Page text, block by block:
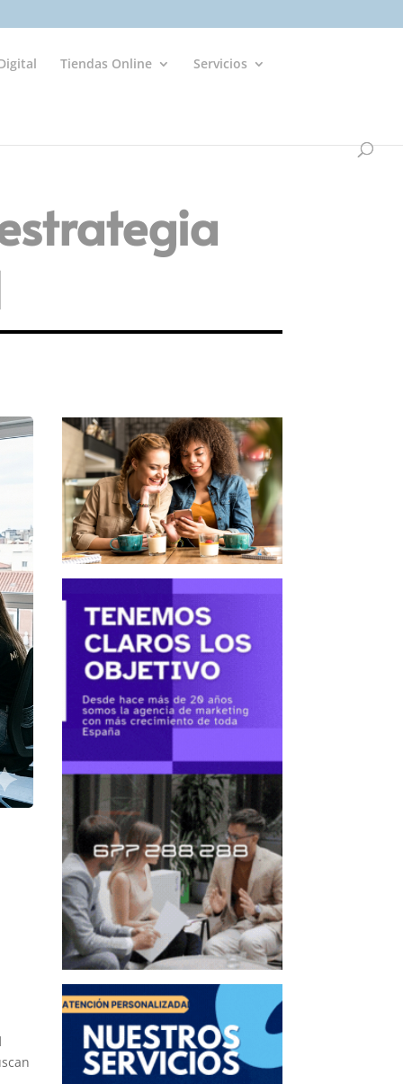
Tiendas Online Servicios